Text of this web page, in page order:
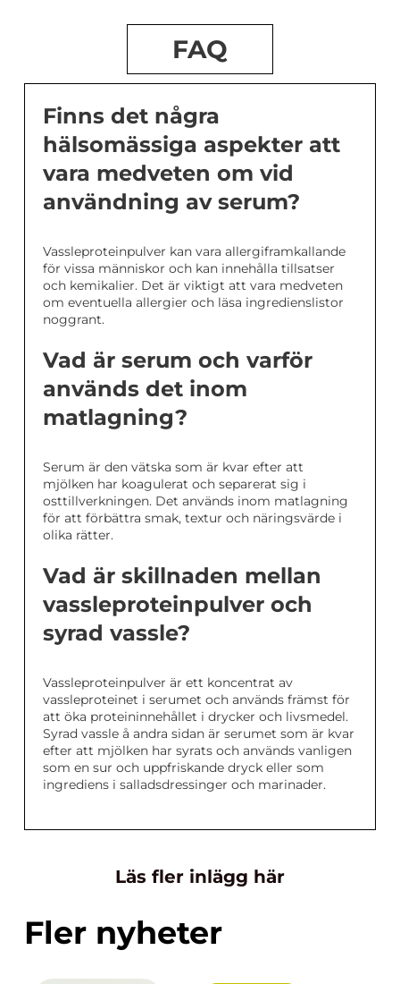
FAQ
Finns det några
hälsomässiga aspekter att
vara medveten om vid
användning av serum?
Vassleproteinpulver kan vara allergiframkallande
för vissa människor och kan innehålla tillsatser
och kemikalier. Det är viktigt att vara medveten
om eventuella allergier och läsa ingredienslistor
noggrant.
Vad är serum och varför
används det inom
matlagning?
Serum är den vätska som är kvar efter att
mjölken har koagulerat och separerat sig i
osttillverkningen. Det används inom matlagning
för att förbättra smak, textur och näringsvärde i
olika rätter.
Vad är skillnaden mellan
vassleproteinpulver och
syrad vassle?
Vassleproteinpulver är ett koncentrat av
vassleproteinet i serumet och används främst för
att öka proteininnehållet i drycker och livsmedel.
Syrad vassle å andra sidan är serumet som är kvar
efter att mjölken har syrats och används vanligen
som en sur och uppfriskande dryck eller som
ingrediens i salladsdressinger och marinader.
Läs fler inlägg här
Fler nyheter